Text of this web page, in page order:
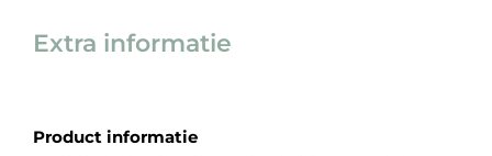
Extra informatie
Product informatie